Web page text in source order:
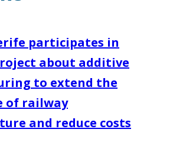
participates in
about additive
to extend the
of railway
and reduce costs